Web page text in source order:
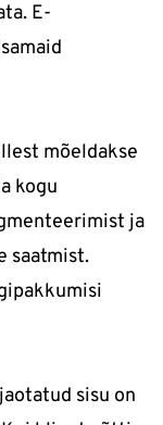
E-
mõeldakse
kogu
ja
saatmist.
sisu on